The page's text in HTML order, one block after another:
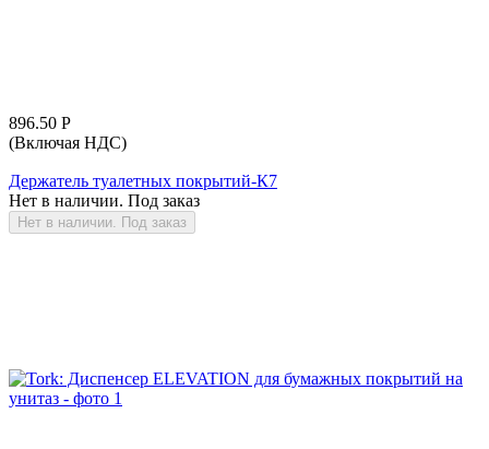
896.50 Р
(Включая НДС)
Держатель туалетных покрытий-К7
Нет в наличии. Под заказ
Нет в наличии. Под заказ